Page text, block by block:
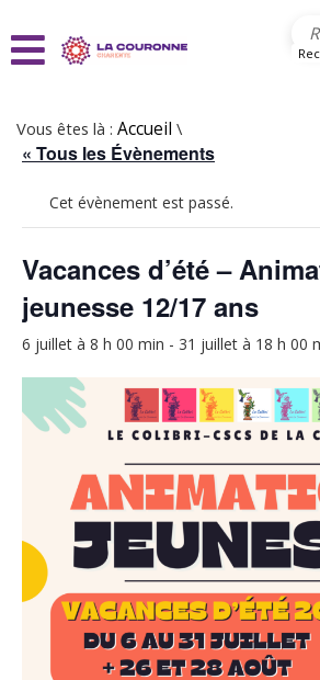
Vous êtes là : Accueil \
« Tous les Évènements
Cet évènement est passé.
Vacances d’été –
jeunesse 12/17 ans
6 juillet à 8 h 00 min - 31 juillet à 18 h 00